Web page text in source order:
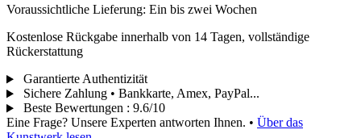
Voraussichtliche Lieferung: Ein bis zwei Wochen
Kostenlose Rückgabe innerhalb von 14 Tagen, vollständige
Rückerstattung
Garantierte Authentizität
Sichere Zahlung • Bankkarte, Amex, PayPal...
Beste Bewertungen : 9.6/10
Eine Frage? Unsere Experten antworten Ihnen. • Über das